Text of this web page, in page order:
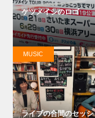
ケツメイシのロゴ
ライブの合間のセッシ
MUSIC